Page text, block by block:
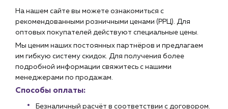
Пн – пт: 9:00 – 18:00
sales@profpotok.ru
г. Краснодар, ул. Российская, 63
На нашем сайте вы можете ознакомиться с
рекомендованными розничными ценами (РРЦ). Для
оптовых покупателей действуют специальные цены.
Мы ценим наших постоянных партнёров и предлагаем
им гибкую систему скидок. Для получения более
подробной информации свяжитесь с нашими
менеджерами по продажам.
Способы оплаты:
Безналичный расчёт в соответствии с договором.